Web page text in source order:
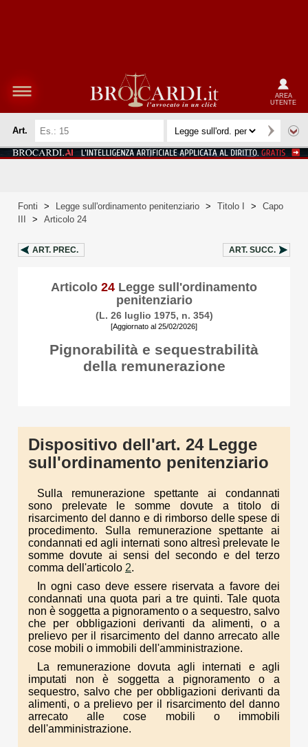
AREA
UTENTE
Art.
Fonti > Legge sull'ordinamento penitenziario > Titolo I >
Capo
> Articolo 24
ART. PREC. ART. SUCC.
Articolo 24 Legge sull'ordinamento
penitenziario
(L. 26 luglio 1975, n. 354)
[Aggiornato al 25/02/2026]
Pignorabilità e sequestrabilità
della remunerazione
Dispositivo dell'art. 24 Legge
sull'ordinamento penitenziario
Sulla remunerazione spettante ai condannati
sono prelevate le somme dovute a titolo di
risarcimento del danno e di rimborso delle spese di
procedimento. Sulla remunerazione spettante ai
condannati ed agli internati sono altresì prelevate le
somme dovute ai sensi del secondo e del terzo
comma dell'articolo 2.
In ogni caso deve essere riservata a favore dei
condannati una quota pari a tre quinti. Tale quota
non è soggetta a pignoramento o a sequestro, salvo
che per obbligazioni derivanti da alimenti, o a
prelievo per il risarcimento del danno arrecato alle
cose mobili o immobili dell'amministrazione.
La remunerazione dovuta agli internati e agli
imputati non è soggetta a pignoramento o a
sequestro, salvo che per obbligazioni derivanti da
alimenti, o a prelievo per il risarcimento del danno
arrecato alle cose mobili o immobili
dell'amministrazione.